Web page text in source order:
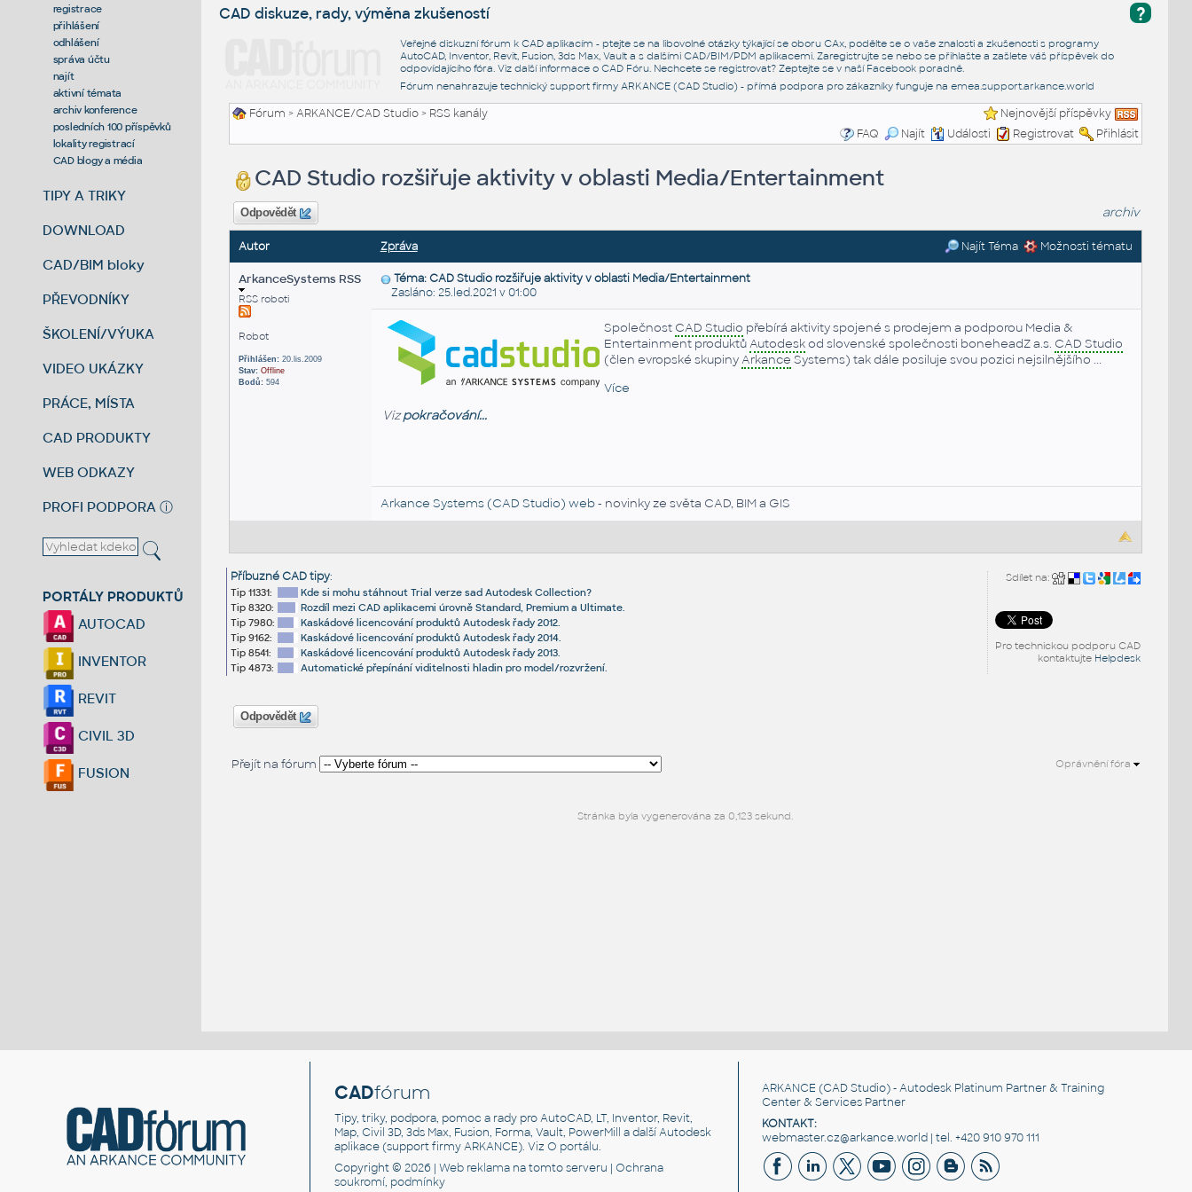
registrace
přihlášení
odhlášení
správa účtu
najít
aktivní témata
archiv konference
posledních 100 příspěvků
lokality registrací
CAD blogy a média
TIPY A TRIKY
DOWNLOAD
CAD/BIM bloky
PŘEVODNÍKY
ŠKOLENÍ/VÝUKA
VIDEO UKÁZKY
PRÁCE, MÍSTA
CAD PRODUKTY
WEB ODKAZY
PROFI PODPORA ⓘ
PORTÁLY PRODUKTŮ
AUTOCAD
INVENTOR
REVIT
CIVIL 3D
FUSION
?
CAD diskuze, rady, výměna zkušeností
Veřejné diskuzní fórum k CAD aplikacím - ptejte se na libovolné otázky týkající se oboru CAx, podělte se o vaše znalosti a zkušenosti s programy
AutoCAD, Inventor, Revit, Fusion, 3ds Max, Vault a s dalšími CAD/BIM/PDM aplikacemi. Zaregistrujte se nebo se přihlašte a zašlete váš příspěvek do
odpovídajícího fóra. Viz další informace o CAD Fóru. Nechcete se registrovat? Zeptejte se v naší Facebook poradně.
Fórum nenahrazuje technický support firmy ARKANCE (CAD Studio) - přímá podpora pro zákazníky funguje na emea.support.arkance.world
Fórum >ARKANCE/CAD Studio> RSS kanály
Nejnovější příspěvky
FAQ
Najít Události Registrovat Přihlásit
CAD Studio rozšiřuje aktivity v oblasti Media/Entertainment
Odpovědět archiv
Autor Zpráva Najít Téma Možnosti tématu
ArkanceSystems RSS
RSS roboti
Robot
Přihlášen:20.lis.2009
Stav: Offline
Bodů:594
Téma: CAD Studio rozšiřuje aktivity v oblasti Media/Entertainment
Zasláno: 25.led.2021 v 01:00
Společnost CAD Studio přebírá aktivity spojené s prodejem a podporou Media &
Entertainment produktůAutodeskod slovenské společnosti boneheadZ a.s. CAD Studio
(člen evropské skupinyArkance Systems) tak dále posiluje svou pozici nejsilnějšího ...
Více
Vizpokračování...
Arkance Systems (CAD Studio) web- novinky ze světa CAD, BIM a GIS
Sdílet na:
Pro technickou podporu CAD
kontaktujte Helpdesk
Příbuzné CAD tipy:
Tip 11331:
Kde si mohu stáhnout Trial verze sad Autodesk Collection?
Tip 8320:
Rozdíl mezi CAD aplikacemi úrovně Standard, Premium a Ultimate.
Tip 7980:
Kaskádové licencování produktů Autodesk řady 2012.
Tip 9162:
Kaskádové licencování produktů Autodesk řady 2014.
Tip 8541:
Kaskádové licencování produktů Autodesk řady 2013.
Tip 4873:
Automatické přepínání viditelnosti hladin pro model/rozvržení.
Odpovědět
Přejít na fórum Oprávnění fóra
Stránka byla vygenerována za 0,123 sekund.
CADfórum
Tipy, triky, podpora, pomoc a rady pro AutoCAD, LT, Inventor, Revit,
Map, Civil 3D, 3ds Max, Fusion, Forma, Vault, PowerMill a další Autodesk
aplikace (support firmy ARKANCE). VizO portálu.
Copyright © 2026 |Web reklama na tomto serveru |Ochrana
soukromí, podmínky
ARKANCE (CAD Studio) - Autodesk Platinum Partner & Training
Center & Services Partner
KONTAKT:
webmaster.cz@arkance.world | tel. +420 910 970 111